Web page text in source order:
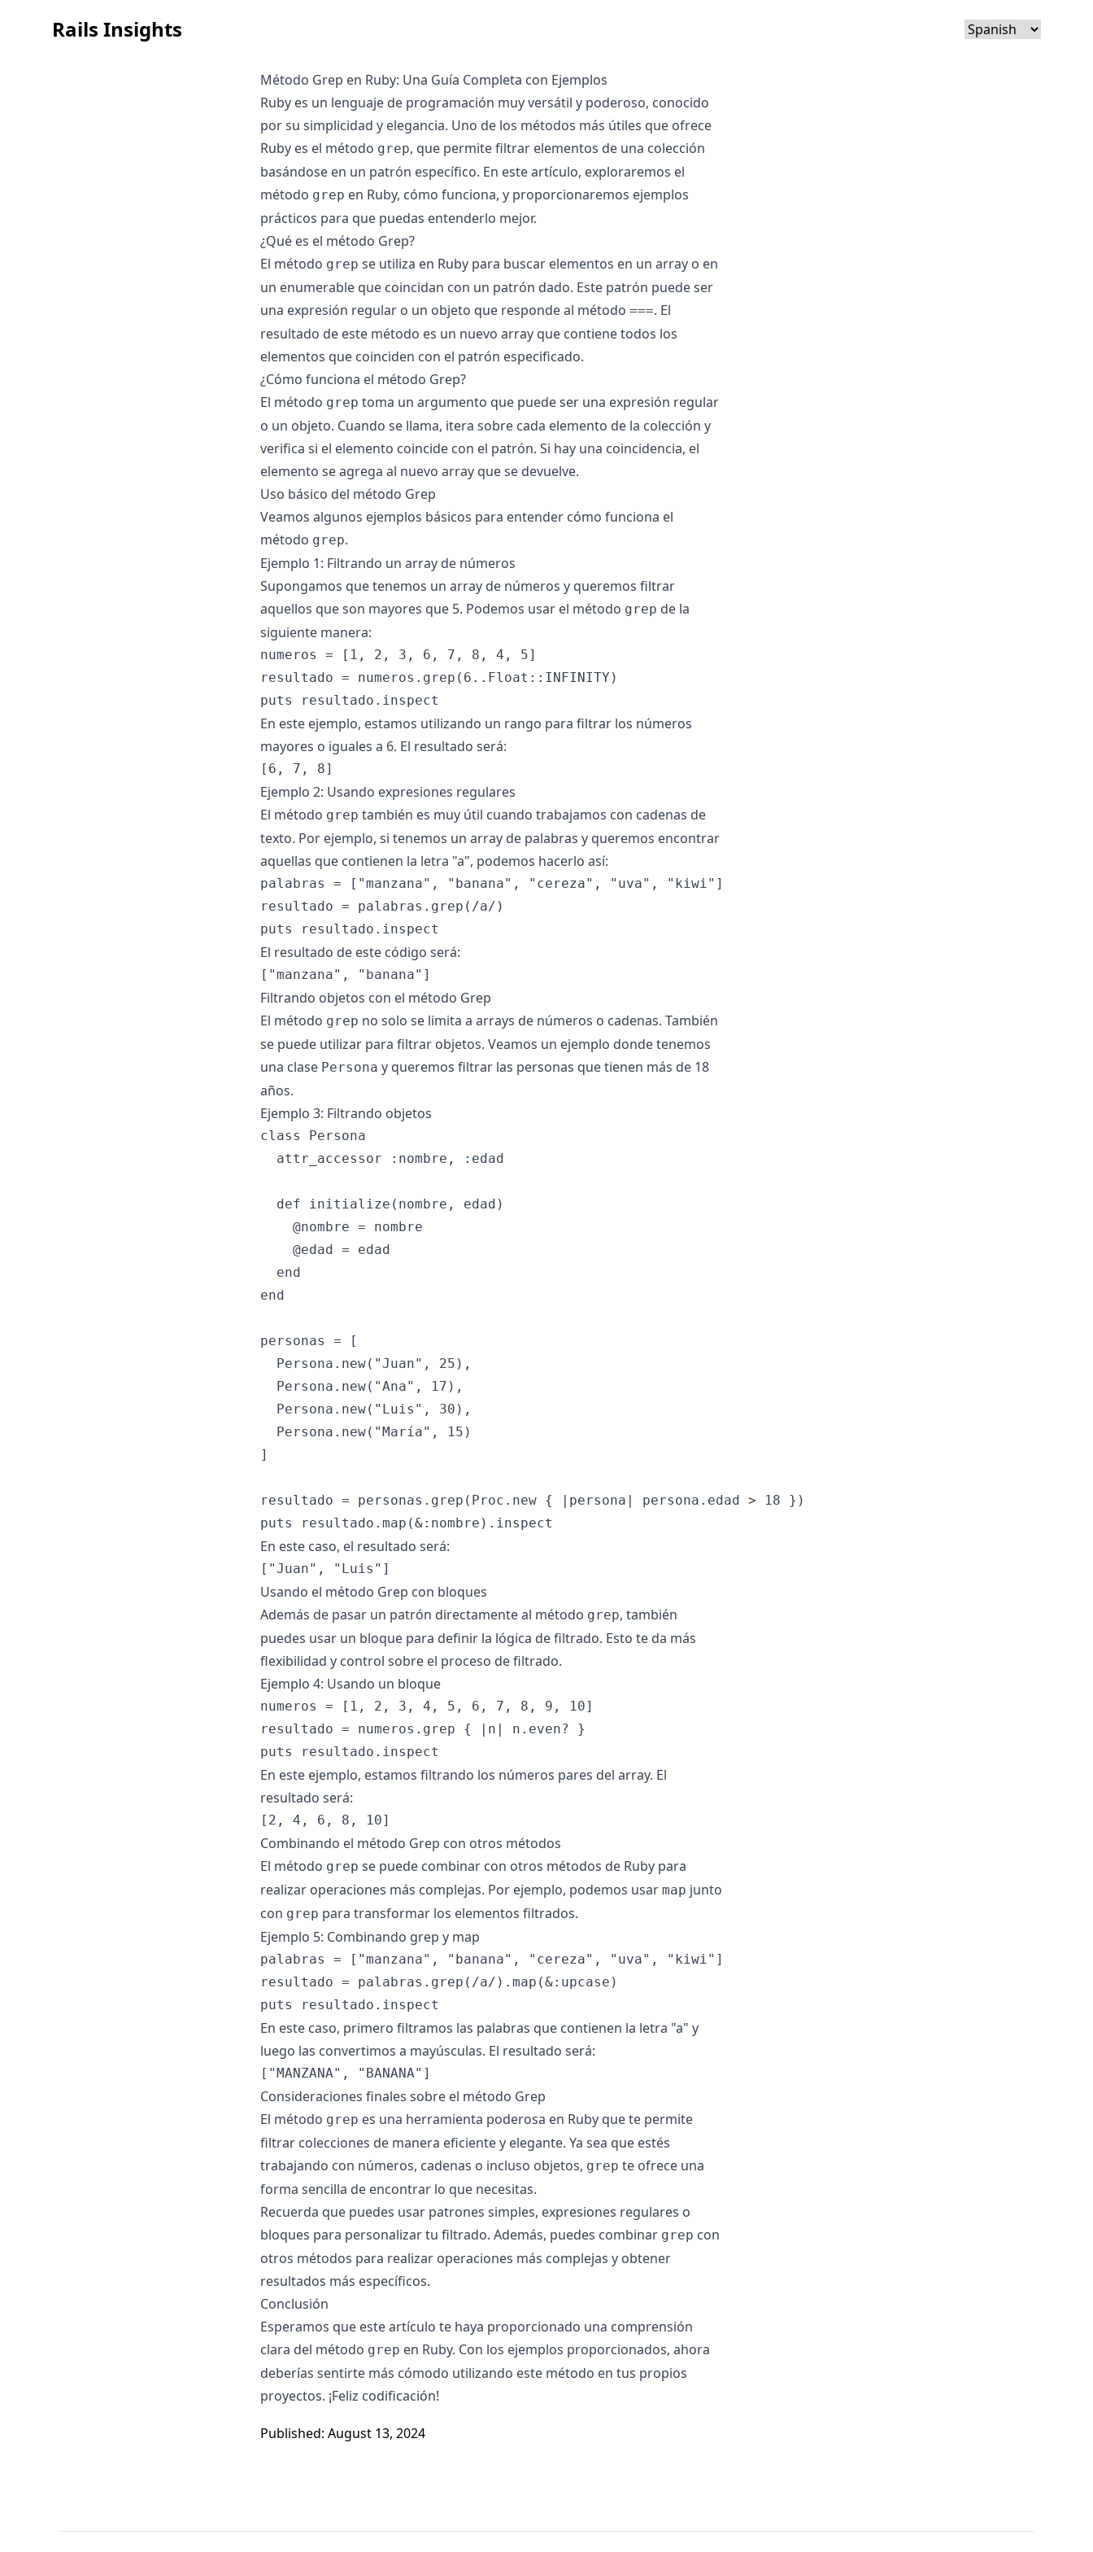
Rails Insights
Método Grep en Ruby: Una Guía Completa con Ejemplos
Ruby es un lenguaje de programación muy versátil y poderoso, conocido
por su simplicidad y elegancia. Uno de los métodos más útiles que ofrece
Ruby es el método grep, que permite filtrar elementos de una colección
basándose en un patrón específico. En este artículo, exploraremos el
método grep en Ruby, cómo funciona, y proporcionaremos ejemplos
prácticos para que puedas entenderlo mejor.
¿Qué es el método Grep?
El método grep se utiliza en Ruby para buscar elementos en un array o en
un enumerable que coincidan con un patrón dado. Este patrón puede ser
una expresión regular o un objeto que responde al método ===. El
resultado de este método es un nuevo array que contiene todos los
elementos que coinciden con el patrón especificado.
¿Cómo funciona el método Grep?
El método grep toma un argumento que puede ser una expresión regular
o un objeto. Cuando se llama, itera sobre cada elemento de la colección y
verifica si el elemento coincide con el patrón. Si hay una coincidencia, el
elemento se agrega al nuevo array que se devuelve.
Uso básico del método Grep
Veamos algunos ejemplos básicos para entender cómo funciona el
método grep.
Ejemplo 1: Filtrando un array de números
Supongamos que tenemos un array de números y queremos filtrar
aquellos que son mayores que 5. Podemos usar el método grep de la
siguiente manera:
numeros = [1, 2, 3, 6, 7, 8, 4, 5]
resultado = numeros.grep(6..Float::INFINITY)
En este ejemplo, estamos utilizando un rango para filtrar los números
mayores o iguales a 6. El resultado será:
Ejemplo 2: Usando expresiones regulares
El método grep también es muy útil cuando trabajamos con cadenas de
texto. Por ejemplo, si tenemos un array de palabras y queremos encontrar
aquellas que contienen la letra "a", podemos hacerlo así:
palabras = ["manzana", "banana", "cereza", "uva", "kiwi"]
resultado = palabras.grep(/a/)
El resultado de este código será:
Filtrando objetos con el método Grep
El método grep no solo se limita a arrays de números o cadenas. También
se puede utilizar para filtrar objetos. Veamos un ejemplo donde tenemos
una clase Persona y queremos filtrar las personas que tienen más de 18
años.
Ejemplo 3: Filtrando objetos
class Persona
  attr_accessor :nombre, :edad
  def initialize(nombre, edad)
    @nombre = nombre
    @edad = edad
  end
end
personas = [
  Persona.new("Juan", 25),
  Persona.new("Ana", 17),
  Persona.new("Luis", 30),
  Persona.new("María", 15)
]
resultado = personas.grep(Proc.new { |persona| persona.edad > 18 })
En este caso, el resultado será:
Usando el método Grep con bloques
Además de pasar un patrón directamente al método grep, también
puedes usar un bloque para definir la lógica de filtrado. Esto te da más
flexibilidad y control sobre el proceso de filtrado.
Ejemplo 4: Usando un bloque
numeros = [1, 2, 3, 4, 5, 6, 7, 8, 9, 10]
resultado = numeros.grep { |n| n.even? }
En este ejemplo, estamos filtrando los números pares del array. El
resultado será:
Combinando el método Grep con otros métodos
El método grep se puede combinar con otros métodos de Ruby para
realizar operaciones más complejas. Por ejemplo, podemos usar map junto
con grep para transformar los elementos filtrados.
Ejemplo 5: Combinando grep y map
palabras = ["manzana", "banana", "cereza", "uva", "kiwi"]
resultado = palabras.grep(/a/).map(&:upcase)
En este caso, primero filtramos las palabras que contienen la letra "a" y
luego las convertimos a mayúsculas. El resultado será:
Consideraciones finales sobre el método Grep
El método grep es una herramienta poderosa en Ruby que te permite
filtrar colecciones de manera eficiente y elegante. Ya sea que estés
trabajando con números, cadenas o incluso objetos, grep te ofrece una
forma sencilla de encontrar lo que necesitas.
Recuerda que puedes usar patrones simples, expresiones regulares o
bloques para personalizar tu filtrado. Además, puedes combinar grep con
otros métodos para realizar operaciones más complejas y obtener
resultados más específicos.
Conclusión
Esperamos que este artículo te haya proporcionado una comprensión
clara del método grep en Ruby. Con los ejemplos proporcionados, ahora
deberías sentirte más cómodo utilizando este método en tus propios
proyectos. ¡Feliz codificación!
Published: August 13, 2024